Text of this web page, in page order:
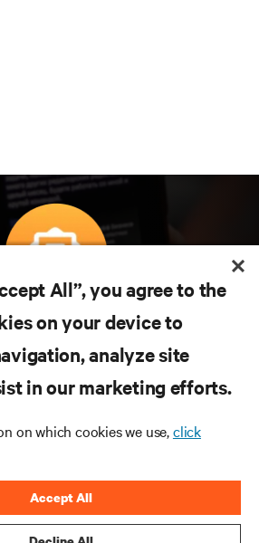
as últimas tendências em
tecnologia
regulares sobre os tópicos
da indústria, com discussões mais
especializadas sobre gestão
All”, you agree to the
on your device to
analyze site
in our marketing efforts.
on which cookies we use,click
Accept All